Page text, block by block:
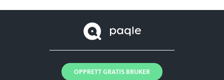
OPPRETT GRATIS BRUKER